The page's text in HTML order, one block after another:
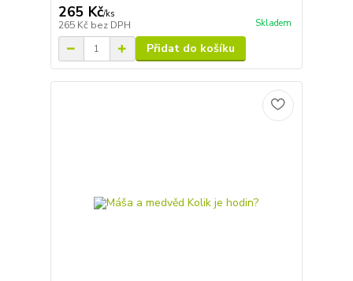
265 Kč/ks
265 Kč bez DPH Skladem
Přidat do košíku